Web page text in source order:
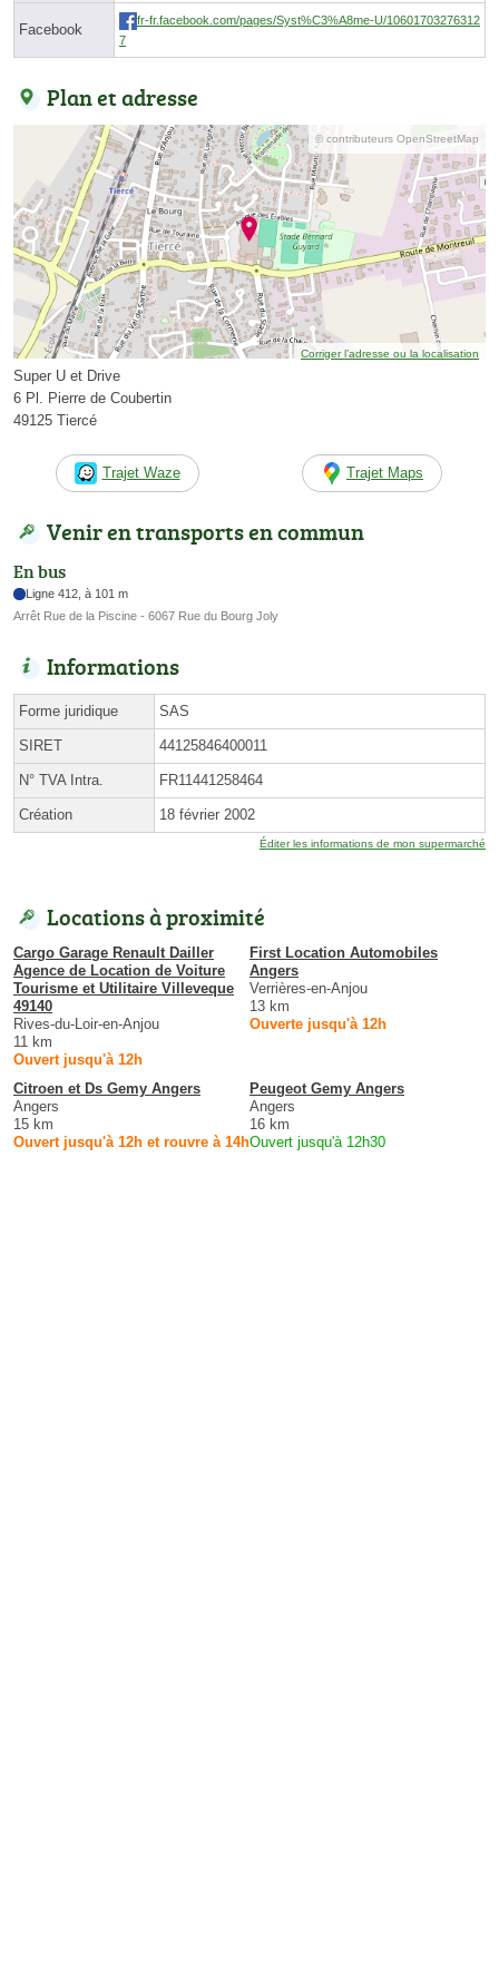
Facebook
fr-fr.facebook.com/pages/Syst%C3%A8me-U/10601703276312
7
Plan et adresse
© contributeurs OpenStreetMap
Corriger l’adresse ou la localisation
Super U et Drive
6 Pl. Pierre de Coubertin
49125 Tiercé
Trajet Waze Trajet Maps
Venir en transports en commun
En bus
Ligne 412, à 101 m
Arrêt Rue de la Piscine - 6067 Rue du Bourg Joly
Informations
Forme juridique SAS
SIRET 44125846400011
N° TVA Intra. FR11441258464
Création 18 février 2002
Éditer les informations de mon supermarché
Locations à proximité
Cargo Garage Renault Dailler
Agence de Location de Voiture
Tourisme et Utilitaire Villeveque
49140
Rives-du-Loir-en-Anjou
11 km
Ouvert jusqu'à 12h
First Location Automobiles
Angers
Verrières-en-Anjou
13 km
Ouverte jusqu'à 12h
Citroen et Ds Gemy Angers
Angers
15 km
Ouvert jusqu'à 12h et rouvre à 14h
Peugeot Gemy Angers
Angers
16 km
Ouvert jusqu'à 12h30